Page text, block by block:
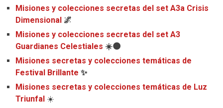
Misiones y colecciones secretas del set A3a Crisis
Dimensional 🌌
Misiones y colecciones secretas del set A3
Guardianes Celestiales ☀️🌑
Misiones secretas y colecciones temáticas de
Festival Brillante ✨
Misiones secretas y colecciones temáticas de Luz
Triunfal ☀️